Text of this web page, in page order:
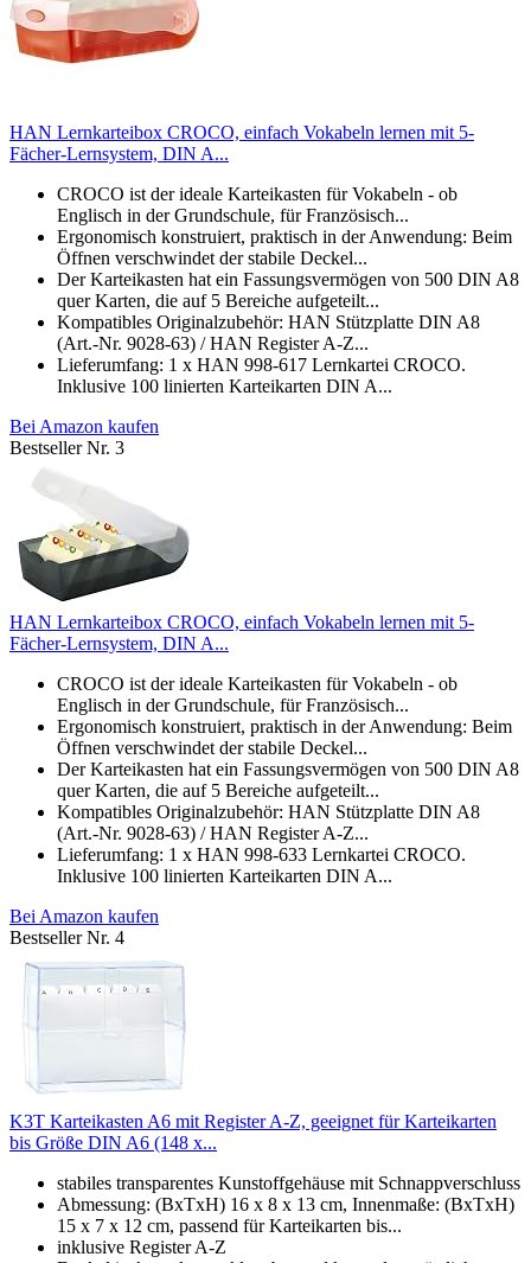
HAN Lernkarteibox CROCO, einfach Vokabeln lernen mit 5-
Fächer-Lernsystem, DIN A...
CROCO ist der ideale Karteikasten für Vokabeln - ob
Englisch in der Grundschule, für Französisch...
Ergonomisch konstruiert, praktisch in der Anwendung: Beim
Öffnen verschwindet der stabile Deckel...
Der Karteikasten hat ein Fassungsvermögen von 500 DIN A8
quer Karten, die auf 5 Bereiche aufgeteilt...
Kompatibles Originalzubehör: HAN Stützplatte DIN A8
(Art.-Nr. 9028-63) / HAN Register A-Z...
Lieferumfang: 1 x HAN 998-617 Lernkartei CROCO.
Inklusive 100 linierten Karteikarten DIN A...
Bei Amazon kaufen
Bestseller Nr. 3
HAN Lernkarteibox CROCO, einfach Vokabeln lernen mit 5-
Fächer-Lernsystem, DIN A...
CROCO ist der ideale Karteikasten für Vokabeln - ob
Englisch in der Grundschule, für Französisch...
Ergonomisch konstruiert, praktisch in der Anwendung: Beim
Öffnen verschwindet der stabile Deckel...
Der Karteikasten hat ein Fassungsvermögen von 500 DIN A8
quer Karten, die auf 5 Bereiche aufgeteilt...
Kompatibles Originalzubehör: HAN Stützplatte DIN A8
(Art.-Nr. 9028-63) / HAN Register A-Z...
Lieferumfang: 1 x HAN 998-633 Lernkartei CROCO.
Inklusive 100 linierten Karteikarten DIN A...
Bei Amazon kaufen
Bestseller Nr. 4
K3T Karteikasten A6 mit Register A-Z, geeignet für Karteikarten
bis Größe DIN A6 (148 x...
stabiles transparentes Kunstoffgehäuse mit Schnappverschluss
Abmessung: (BxTxH) 16 x 8 x 13 cm, Innenmaße: (BxTxH)
15 x 7 x 12 cm, passend für Karteikarten bis...
inklusive Register A-Z